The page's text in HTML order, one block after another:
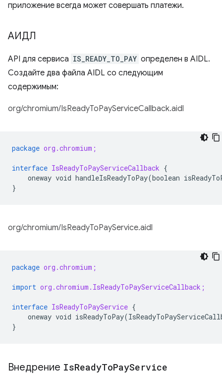
приложение всегда может совершать платежи.
АИДЛ
API для сервиса IS_READY_TO_PAY определен в AIDL.
Создайте два файла AIDL со следующим
содержимым:
org/chromium/IsReadyToPayServiceCallback.aidl
package org.chromium;
interface IsReadyToPayServiceCallback {
oneway void handleIsReadyToPay(boolean
}
org/chromium/IsReadyToPayService.aidl
package org.chromium;
import org.chromium.IsReadyToPayServiceCallback;
interface IsReadyToPayService {
oneway void isReadyToPay(
}
Внедрение IsReadyToPayService